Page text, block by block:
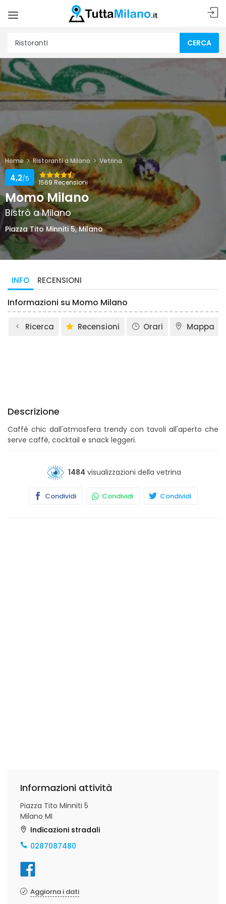
CERCA
Home Ristoranti a Milano Vetrina
1569 Recensioni
4,2/5
Momo Milano
Bistrò a Milano
Piazza Tito Minniti 5, Milano
INFO RECENSIONI
Informazioni su Momo Milano
Ricerca Recensioni Orari Mappa
Descrizione
Caffè chic dall'atmosfera trendy con tavoli all'aperto che
serve caffè, cocktail e snack leggeri.
1484 visualizzazioni della vetrina
Condividi Condividi Condividi
Informazioni attività
Piazza Tito Minniti 5
Milano MI
Indicazioni stradali
0287087480
Aggiorna i dati